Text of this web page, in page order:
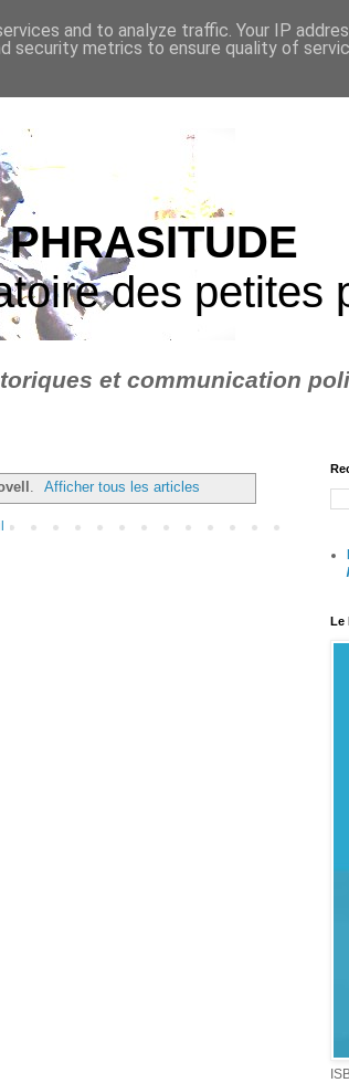
PHRASITUDE
des petites
et communication
Afficher tous les articles
Le
and to analyze traffic. Your IP
security metrics to ensure quality of